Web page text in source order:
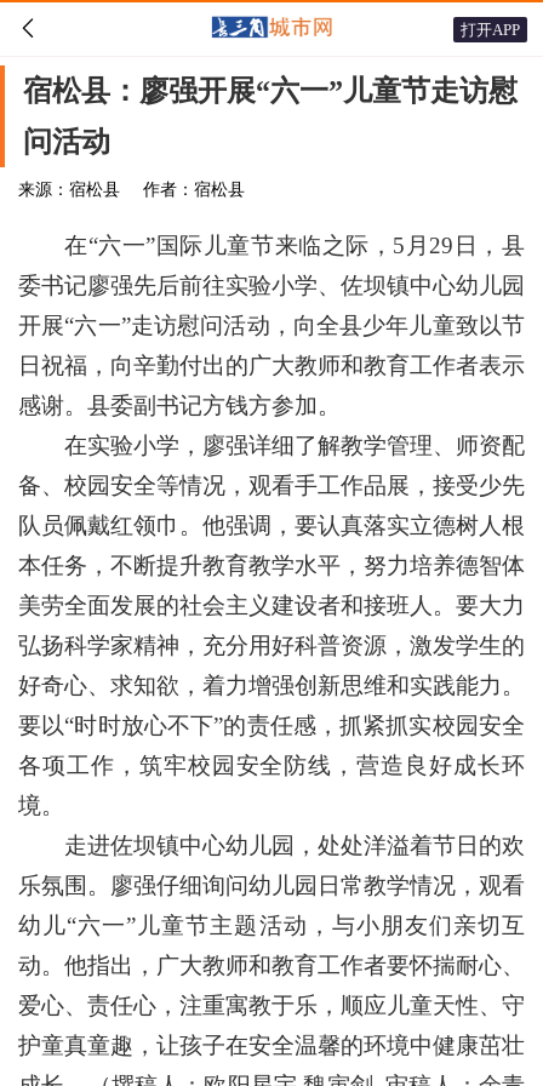
 打开APP
宿松县：廖强开展“六一”儿童节走访慰
问活动
来源：宿松县 作者：宿松县
在“六一”国际儿童节来临之际，5月29日，县
委书记廖强先后前往实验小学、佐坝镇中心幼儿园
开展“六一”走访慰问活动，向全县少年儿童致以节
日祝福，向辛勤付出的广大教师和教育工作者表示
感谢。县委副书记方钱方参加。
在实验小学，廖强详细了解教学管理、师资配
备、校园安全等情况，观看手工作品展，接受少先
队员佩戴红领巾。他强调，要认真落实立德树人根
本任务，不断提升教育教学水平，努力培养德智体
美劳全面发展的社会主义建设者和接班人。要大力
弘扬科学家精神，充分用好科普资源，激发学生的
好奇心、求知欲，着力增强创新思维和实践能力。
要以“时时放心不下”的责任感，抓紧抓实校园安全
各项工作，筑牢校园安全防线，营造良好成长环
境。
走进佐坝镇中心幼儿园，处处洋溢着节日的欢
乐氛围。廖强仔细询问幼儿园日常教学情况，观看
幼儿“六一”儿童节主题活动，与小朋友们亲切互
动。他指出，广大教师和教育工作者要怀揣耐心、
爱心、责任心，注重寓教于乐，顺应儿童天性、守
护童真童趣，让孩子在安全温馨的环境中健康茁壮